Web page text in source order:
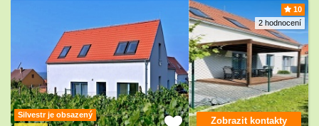
10
2 hodnocení
Silvestr je obsazený
Zobrazit kontakty